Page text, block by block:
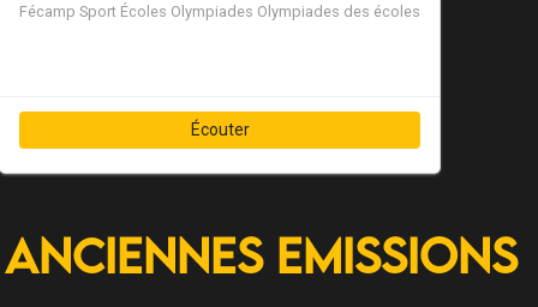
Fécamp Sport Écoles Olympiades Olympiades des écoles
Écouter
Anciennes Emissions